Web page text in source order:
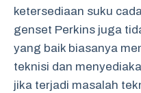
ketersediaan suku
genset Perkins juga
yang baik biasanya
teknisi dan
jika terjadi masalah